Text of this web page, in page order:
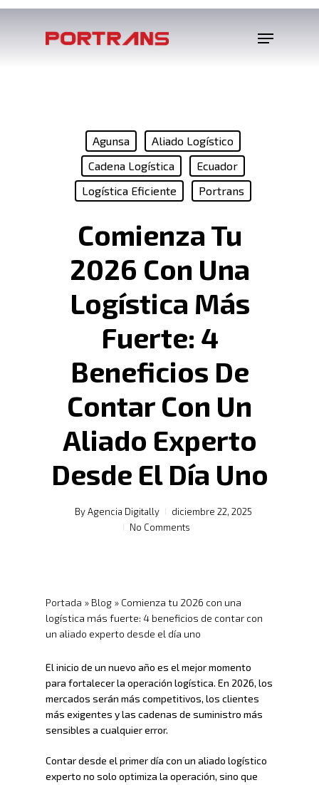
Agunsa
Aliado Logístico
Cadena Logística
Ecuador
Logística Eficiente
Portrans
Comienza Tu
2026 Con Una
Logística Más
Fuerte: 4
Beneficios De
Contar Con Un
Aliado Experto
Desde El Día Uno
ByAgencia Digitally
diciembre 22, 2025
No Comments
Portada » Blog » Comienza tu 2026 con una
logística más fuerte: 4 beneficios de contar con
un aliado experto desde el día uno
El inicio de un nuevo año es el mejor momento
para fortalecer la operación logística. En 2026, los
mercados serán más competitivos, los clientes
más exigentes y las cadenas de suministro más
sensibles a cualquier error.
Contar desde el primer día con un aliado logístico
experto no solo optimiza la operación, sino que